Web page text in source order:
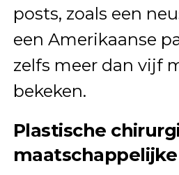
posts, zoals een
een Amerikaanse
zelfs meer dan vijf
bekeken.
Plastische